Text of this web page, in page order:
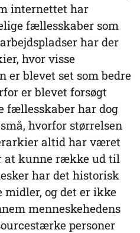
internettet har
fællesskaber som
har der
hvor visse
er blevet set som bedre
er blevet forsøgt
fællesskaber har dog
hvorfor størrelsen
altid har været
at kunne række ud til
har det historisk
og det er ikke
menneskehedens
personer